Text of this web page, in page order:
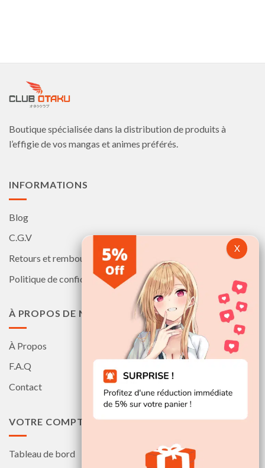
Les
être
sur
la
Les
sur
Boutique spécialisée dans la distribution de produits à
l’effigie de vos mangas et animes préférés.
INFORMATIONS
Blog
C.G.V
Retours et remboursements
Politique de confidentialité
À PROPOS DE NOUS
À Propos
F.A.Q
Contact
VOTRE COMPTE
Tableau de bord